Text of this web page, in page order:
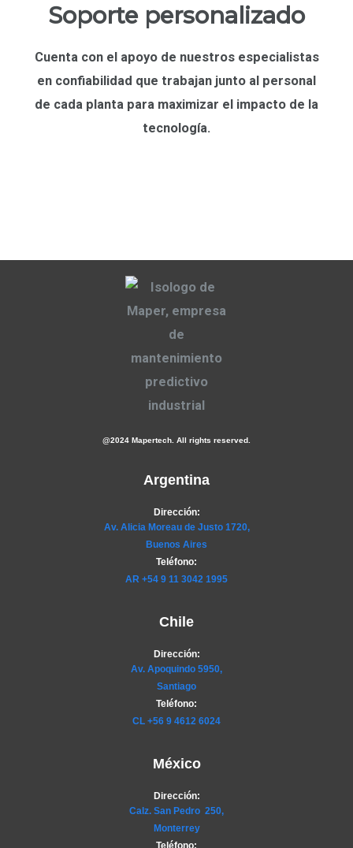
Soporte personalizado
Cuenta con el apoyo de nuestros especialistas
en confiabilidad que trabajan junto al personal
de cada planta para maximizar el impacto de la
tecnología.
@2024 Mapertech. All rights reserved.
Argentina
Dirección:
Av. Alicia Moreau de Justo 1720,
Buenos Aires
Teléfono:
AR +54 9 11 3042 1995
Chile
Dirección:
Av. Apoquindo 5950,
Santiago
Teléfono:
CL +56 9 4612 6024
México
Dirección:
Calz. San Pedro 250,
Monterrey
Teléfono: